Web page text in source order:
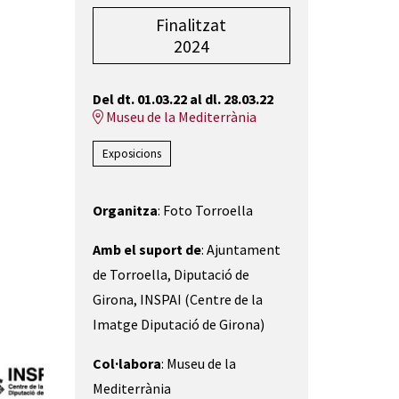
Finalitzat
2024
Del dt. 01.03.22al dl. 28.03.22
Museu de la Mediterrània
Exposicions
Organitza: Foto Torroella
Amb el suport de: Ajuntament
de Torroella, Diputació de
Girona, INSPAI (Centre de la
Imatge Diputació de Girona)
Col·labora: Museu de la
Mediterrània